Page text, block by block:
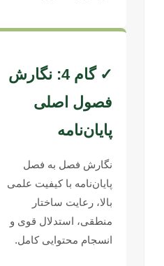
✓ گام 4: نگارش
فصول اصلی
پایان‌نامه
نگارش فصل به فصل
پایان‌نامه با کیفیت علمی
بالا، رعایت ساختار
منطقی، استدلال قوی و
انسجام محتوایی کامل.